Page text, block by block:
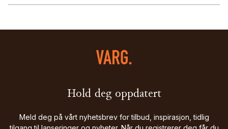
Hold deg oppdatert
Meld deg på vårt nyhetsbrev for tilbud, inspirasjon, tidlig